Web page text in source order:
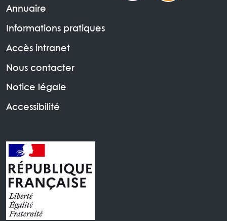
Annuaire
Informations pratiques
Accès intranet
Nous contacter
Notice légale
Accessibilité